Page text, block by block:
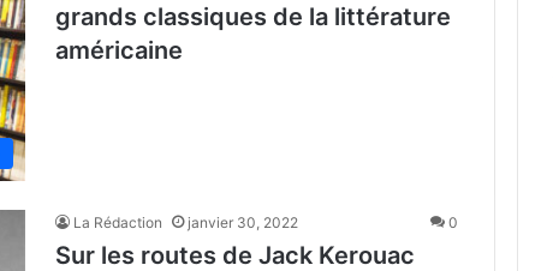
grands classiques de la littérature
américaine
La Rédaction janvier 30, 2022 0
Sur les routes de Jack Kerouac